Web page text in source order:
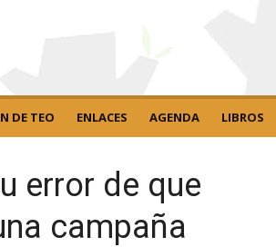
DE TEO ENLACES AGENDA LIBROS
error de que
campaña